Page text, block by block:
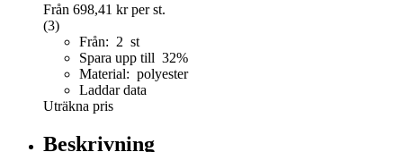
Från 698,41 krper st.
(3)
Från: 2 st
Spara upp till 32%
Material: polyester
Laddar data
Uträkna pris
Beskrivning